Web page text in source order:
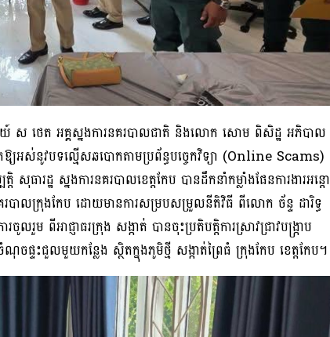
ស ថេត អគ្គស្នងការនគរបាលជាតិ និងលោក សោម ពិសិដ្ឋ អភិបាល
ឱ្យអស់នូវបទល្មើសឆបោកតាមប្រព័ន្ធបច្ចេកវិទ្យា (Online Scams)
រដ្ឋ ស្នងការនគរបាលខេត្តកែប បានដឹកនាំកម្លាំងផែនការងារអន្តោ
គរបាលក្រុងកែប ដោយមានការសម្របសម្រួលនីតិវិធី ពីលោក ច័ន្ទ ដារិទ្ធ
លរួម ពីអាជ្ញាធរក្រុង សង្កាត់ បានចុះប្រតិបត្តិការស្រាវជ្រាវបង្ក្រាប
ទះជួលមួយកន្លែង ស្ថិតក្នុងភូមិថ្មី សង្កាត់ព្រៃធំ ក្រុងកែប ខេត្តកែប។